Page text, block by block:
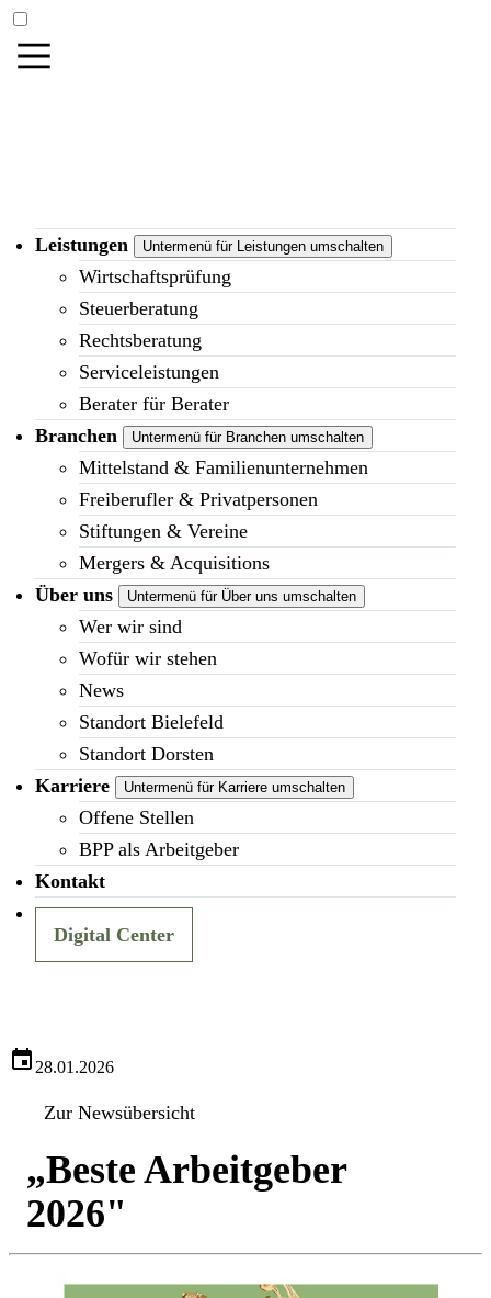
Leistungen Untermenü für Leistungen umschalten
Wirtschaftsprüfung
Steuerberatung
Rechtsberatung
Serviceleistungen
Berater für Berater
Branchen
Untermenü für Branchen umschalten
Mittelstand & Familienunternehmen
Freiberufler & Privatpersonen
Stiftungen & Vereine
Mergers & Acquisitions
Über uns
Untermenü für Über uns umschalten
Wer wir sind
Wofür wir stehen
News
Standort Bielefeld
Standort Dorsten
Karriere
Untermenü für Karriere umschalten
Offene Stellen
BPP als Arbeitgeber
Kontakt
Digital Center
28.01.2026
Zur Newsübersicht
„Beste Arbeitgeber
2026"